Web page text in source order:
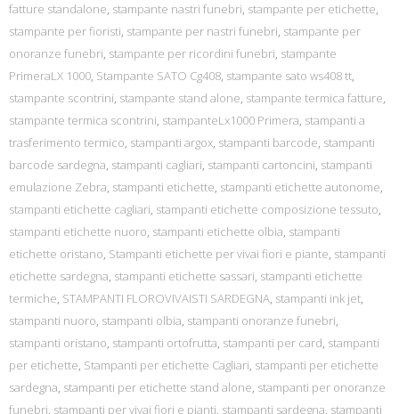
fatture standalone, stampante nastri funebri, stampante per etichette,
stampante per fioristi, stampante per nastri funebri, stampante per
onoranze funebri, stampante per ricordini funebri, stampante
PrimeraLX 1000, Stampante SATO Cg408, stampante sato ws408 tt,
stampante scontrini, stampante stand alone, stampante termica fatture,
stampante termica scontrini, stampanteLx1000 Primera, stampanti a
trasferimento termico, stampanti argox, stampanti barcode, stampanti
barcode sardegna, stampanti cagliari, stampanti cartoncini, stampanti
emulazione Zebra, stampanti etichette, stampanti etichette autonome,
stampanti etichette cagliari, stampanti etichette composizione tessuto,
stampanti etichette nuoro, stampanti etichette olbia, stampanti
etichette oristano, Stampanti etichette per vivai fiori e piante, stampanti
etichette sardegna, stampanti etichette sassari, stampanti etichette
termiche, STAMPANTI FLOROVIVAISTI SARDEGNA, stampanti ink jet,
stampanti nuoro, stampanti olbia, stampanti onoranze funebri,
stampanti oristano, stampanti ortofrutta, stampanti per card, stampanti
per etichette, Stampanti per etichette Cagliari, stampanti per etichette
sardegna, stampanti per etichette stand alone, stampanti per onoranze
funebri, stampanti per vivai fiori e pianti, stampanti sardegna, stampanti